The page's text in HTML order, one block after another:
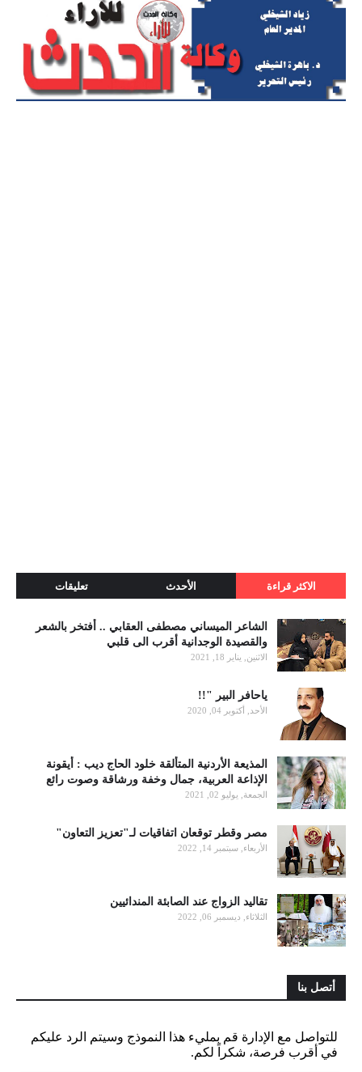
الاكثر قراءة الأحدث تعليقات
الشاعر الميساني مصطفى العقابي .. أفتخر بالشعر
والقصيدة الوجدانية أقرب الى قلبي
الاثنين, يناير 18, 2021
ياحافر البير "!!
الأحد, أكتوبر 04, 2020
المذيعة الأردنية المتألقة خلود الحاج ديب : أيقونة
الإذاعة العربية، جمال وخفة ورشاقة وصوت رائع
الجمعة, يوليو 02, 2021
مصر وقطر توقعان اتفاقيات لـ"تعزيز التعاون"
الأربعاء, سبتمبر 14, 2022
تقاليد الزواج عند الصابئة المندائيين
الثلاثاء, ديسمبر 06, 2022
أتصل بنا
للتواصل مع الإدارة قم بمليء هذا النموذج وسيتم الرد عليكم
في أقرب فرصة، شكراً لكم.